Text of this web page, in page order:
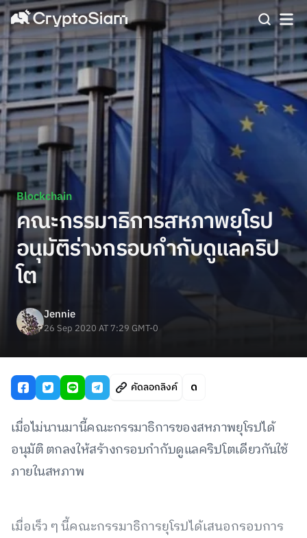
Blockchain
คณะกรรมาธิการสหภาพยุโรป
อนุมัติร่างกรอบกำกับดูแลคริป
โต
Jennie
26 Sep 2020 AT 7:29 GMT-0
คัดลอกลิงค์
เมื่อไม่นานมานี้คณะกรรมาธิการของสหภาพยุโรปได้
อนุมัติ ตกลงให้สร้างกรอบกำกับดูแลคริปโตเดียวกันใช้
ภายในสหภาพ
เมื่อเร็ว ๆ นี้คณะกรรมาธิการยุโรปได้เสนอกรอบการ